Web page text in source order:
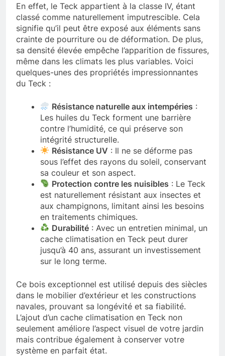
En effet, le Teck appartient à la classe IV, étant
classé comme naturellement imputrescible. Cela
signifie qu’il peut être exposé aux éléments sans
crainte de pourriture ou de déformation. De plus,
sa densité élevée empêche l’apparition de fissures,
même dans les climats les plus variables. Voici
quelques-unes des propriétés impressionnantes
du Teck :
Résistance naturelle aux intempéries :
Les huiles du Teck forment une barrière
contre l’humidité, ce qui préserve son
intégrité structurelle.
Résistance UV : Il ne se déforme pas
sous l’effet des rayons du soleil, conservant
sa couleur et son aspect.
Protection contre les nuisibles : Le Teck
est naturellement résistant aux insectes et
aux champignons, limitant ainsi les besoins
en traitements chimiques.
Durabilité : Avec un entretien minimal, un
cache climatisation en Teck peut durer
jusqu’à 40 ans, assurant un investissement
sur le long terme.
Ce bois exceptionnel est utilisé depuis des siècles
dans le mobilier d’extérieur et les constructions
navales, prouvant sa longévité et sa fiabilité.
L’ajout d’un cache climatisation en Teck non
seulement améliore l’aspect visuel de votre jardin
mais contribue également à conserver votre
système en parfait état.